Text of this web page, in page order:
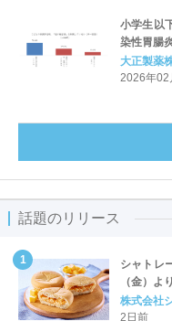
小学生以
染性胃腸
大正製薬
2026年02
話題のリリース
シャトレ
（金）よ
株式会社
2日前